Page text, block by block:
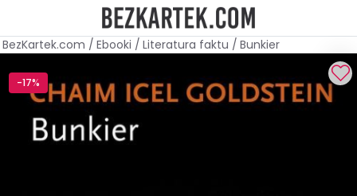
BezKartek.com / Ebooki / Literatura faktu / Bunkier
-17%